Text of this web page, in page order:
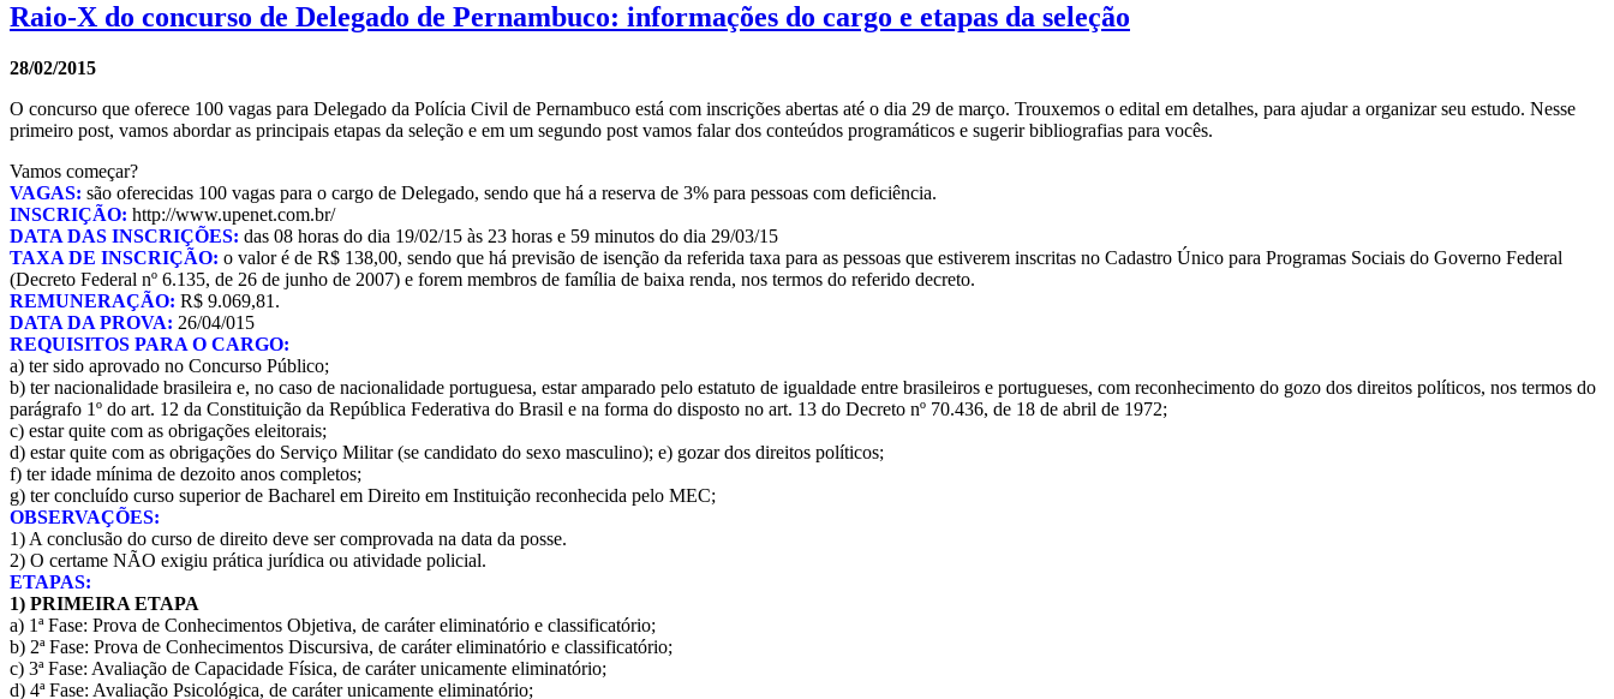
Raio-X do concurso de Delegado de Pernambuco: informações do cargo e etapas da seleção
28/02/2015
O concurso que oferece 100 vagas para Delegado da Polícia Civil de Pernambuco está com inscrições abertas até o dia 29 de março. Trouxemos o edital em detalhes, para ajudar a organizar seu estudo. Nesse
primeiro post, vamos abordar as principais etapas da seleção e em um segundo post vamos falar dos conteúdos programáticos e sugerir bibliografias para vocês.
Vamos começar?
VAGAS: são oferecidas 100 vagas para o cargo de Delegado, sendo que há a reserva de 3% para pessoas com deficiência.
INSCRIÇÃO: http://www.upenet.com.br/
DATA DAS INSCRIÇÕES: das 08 horas do dia 19/02/15 às 23 horas e 59 minutos do dia 29/03/15
TAXA DE INSCRIÇÃO: o valor é de R$ 138,00, sendo que há previsão de isenção da referida taxa para as pessoas que estiverem inscritas no Cadastro Único para Programas Sociais do Governo Federal
(Decreto Federal nº 6.135, de 26 de junho de 2007) e forem membros de família de baixa renda, nos termos do referido decreto.
REMUNERAÇÃO: R$ 9.069,81.
DATA DA PROVA: 26/04/015
REQUISITOS PARA O CARGO:
a) ter sido aprovado no Concurso Público;
b) ter nacionalidade brasileira e, no caso de nacionalidade portuguesa, estar amparado pelo estatuto de igualdade entre brasileiros e portugueses, com reconhecimento do gozo dos direitos políticos, nos termos do
parágrafo 1º do art. 12 da Constituição da República Federativa do Brasil e na forma do disposto no art. 13 do Decreto nº 70.436, de 18 de abril de 1972;
c) estar quite com as obrigações eleitorais;
d) estar quite com as obrigações do Serviço Militar (se candidato do sexo masculino); e) gozar dos direitos políticos;
f) ter idade mínima de dezoito anos completos;
g) ter concluído curso superior de Bacharel em Direito em Instituição reconhecida pelo MEC;
OBSERVAÇÕES:
1) A conclusão do curso de direito deve ser comprovada na data da posse.
2) O certame NÃO exigiu prática jurídica ou atividade policial.
ETAPAS:
1) PRIMEIRA ETAPA
a) 1ª Fase: Prova de Conhecimentos Objetiva, de caráter eliminatório e classificatório;
b) 2ª Fase: Prova de Conhecimentos Discursiva, de caráter eliminatório e classificatório;
c) 3ª Fase: Avaliação de Capacidade Física, de caráter unicamente eliminatório;
d) 4ª Fase: Avaliação Psicológica, de caráter unicamente eliminatório;